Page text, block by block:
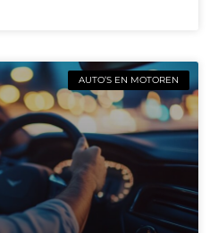
AUTO’S EN MOTOREN